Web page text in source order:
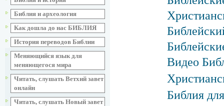
Библия и археология
Как дошла до нас БИБЛИЯ
История переводов Библии
Меняющийся язык для
меняющегося мира
Читать, слушать Ветхий завет
онлайн
Читать, слушать Новый завет
Видео
Библия